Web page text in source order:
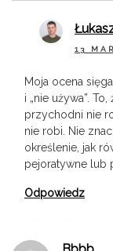
13
Moja ocena
i „nie używa”.
przychodni nie
nie robi. Nie
określenie, jak
pejoratywne lub
Odpowiedz